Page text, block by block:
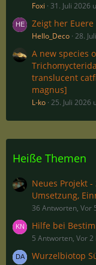
Foxi 31. Juli 2026
Zeigt her
Hello_Deco 28.
A new species
translucent
magnus]
L-ko 25. Juli 2026
Heiße Themen
Neues Projekt -
Umsetzung,
36 Antworten, Vor
Hilfe bei
5 Antworten, Vor
Wurzelbiotop